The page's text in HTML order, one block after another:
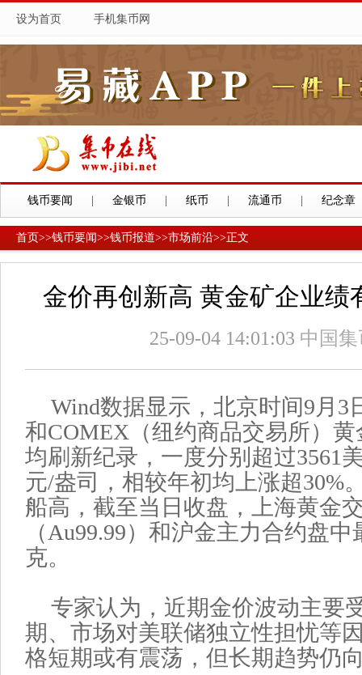
设为首页 手机集币网
钱币要闻 金银币 纸币 流通币 纪念章
首页>>钱币要闻>>钱币报道>>市场前沿>>正文
金价再创新高 黄金矿企业绩
25-09-04 14:01:03 中国
Wind数据显示，北京时间9月3
和COMEX（纽约商品交易所）
均刷新纪录，一度分别超过3561
元/盎司，相较年初均上涨超30%
船高，截至当日收盘，上海黄金
（Au99.99）和沪金主力合约盘
克。
专家认为，近期金价波动主要
期、市场对美联储独立性担忧等
格短期或有震荡，但长期趋势仍